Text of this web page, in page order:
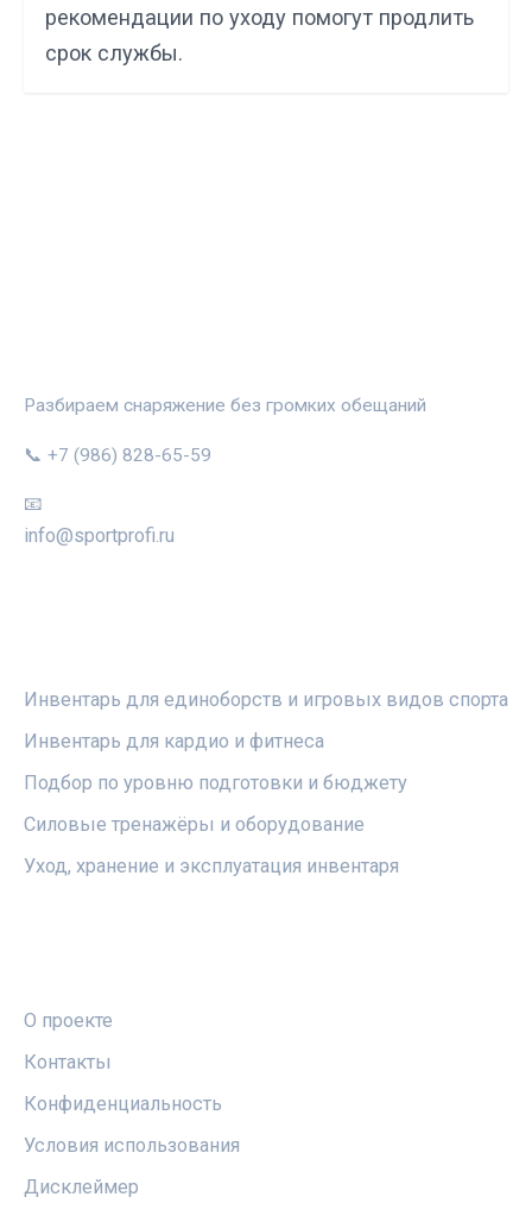
рекомендации по уходу помогут продлить
срок службы.
Разбираем снаряжение без громких обещаний
📞 +7 (986) 828-65-59
📧
info@sportprofi.ru
Инвентарь для единоборств и игровых видов спорта
Инвентарь для кардио и фитнеса
Подбор по уровню подготовки и бюджету
Силовые тренажёры и оборудование
Уход, хранение и эксплуатация инвентаря
О проекте
Контакты
Конфиденциальность
Условия использования
Дисклеймер